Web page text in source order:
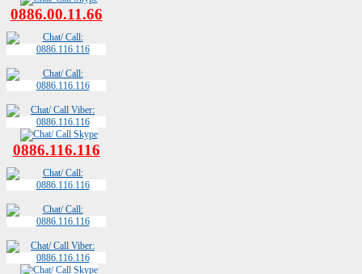
0886.00.11.66
0886.116.116